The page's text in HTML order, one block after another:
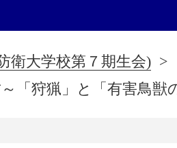
衛大学校第７期生会) >
～「狩猟」と「有害鳥獣